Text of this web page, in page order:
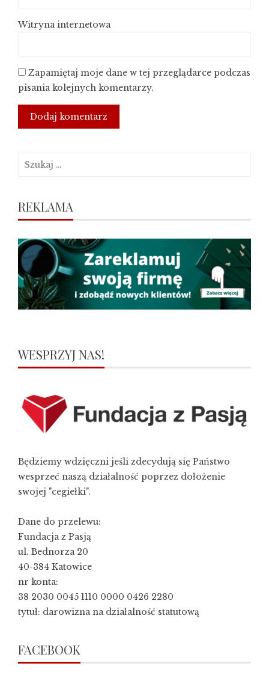
Witryna internetowa
Zapamiętaj moje dane w tej przeglądarce podczas
pisania kolejnych komentarzy.
Szukaj:
REKLAMA
WESPRZYJ NAS!
Będziemy wdzięczni jeśli zdecydują się Państwo
wesprzeć naszą działalność poprzez dołożenie
swojej "cegiełki".
Dane do przelewu:
Fundacja z Pasją
ul. Bednorza 20
40-384 Katowice
nr konta:
38 2030 0045 1110 0000 0426 2280
tytuł: darowizna na działalność statutową
FACEBOOK